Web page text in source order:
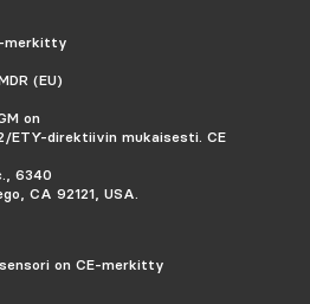
merkitty
(EU)
on
ETY-direktiivin mukaisesti. CE
6340
CA 92121, USA.
on CE-merkitty